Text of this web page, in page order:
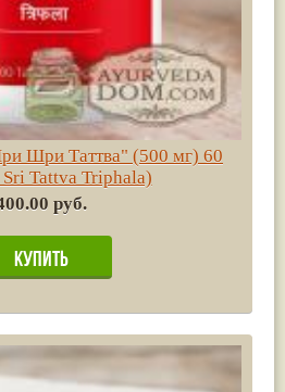
Шри Таттва" (500 мг) 60
Sri Tattva Triphala)
руб.